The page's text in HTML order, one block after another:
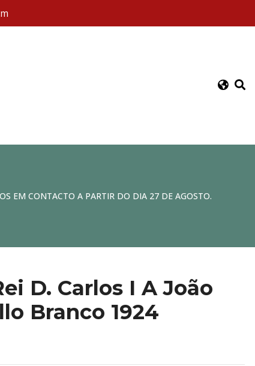
EM CONTACTO A PARTIR DO DIA 27 DE AGOSTO.
D. Carlos I A João
Branco 1924